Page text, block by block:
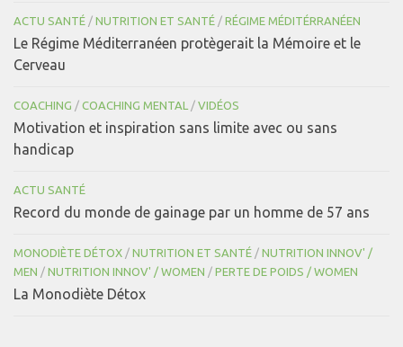
ACTU SANTÉ / NUTRITION ET SANTÉ / RÉGIME MÉDITÉRRANÉEN
Le Régime Méditerranéen protègerait la Mémoire et le
Cerveau
COACHING / COACHING MENTAL / VIDÉOS
Motivation et inspiration sans limite avec ou sans
handicap
ACTU SANTÉ
Record du monde de gainage par un homme de 57 ans
MONODIÈTE DÉTOX / NUTRITION ET SANTÉ / NUTRITION INNOV' /
MEN / NUTRITION INNOV' / WOMEN / PERTE DE POIDS / WOMEN
La Monodiète Détox